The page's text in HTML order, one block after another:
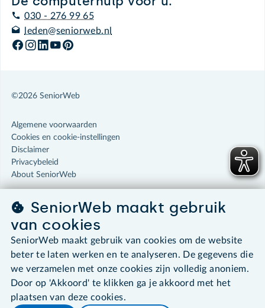
030 - 276 99 65
leden@seniorweb.nl
©2026 SeniorWeb
Algemene voorwaarden
Cookies en cookie-instellingen
Disclaimer
Privacybeleid
About SeniorWeb
SeniorWeb maakt gebruik
van cookies
SeniorWeb maakt gebruik van cookies om de website
beter te laten werken en te analyseren. De gegevens die
we verzamelen met onze cookies zijn volledig anoniem.
Door op 'Akkoord' te klikken ga je akkoord met het
plaatsen van deze cookies.